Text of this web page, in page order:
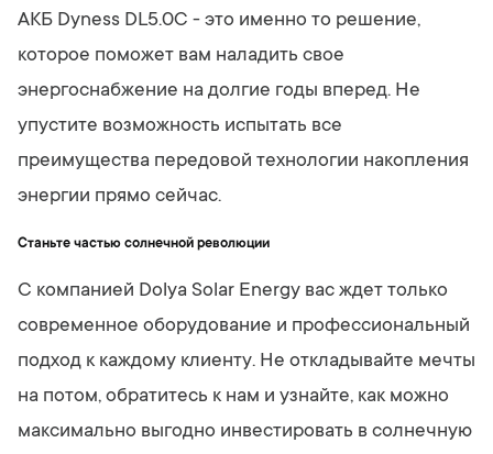
АКБ Dyness DL5.0C - это именно то решение,
которое поможет вам наладить свое
энергоснабжение на долгие годы вперед. Не
упустите возможность испытать все
преимущества передовой технологии накопления
энергии прямо сейчас.
Станьте частью солнечной революции
С компанией Dolya Solar Energy вас ждет только
современное оборудование и профессиональный
подход к каждому клиенту. Не откладывайте мечты
на потом, обратитесь к нам и узнайте, как можно
максимально выгодно инвестировать в солнечную